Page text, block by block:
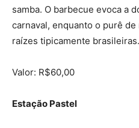
samba. O barbecue evoca a
carnaval, enquanto o purê
raízes tipicamente brasileiras.
Valor: R$60,00
Estação Pastel